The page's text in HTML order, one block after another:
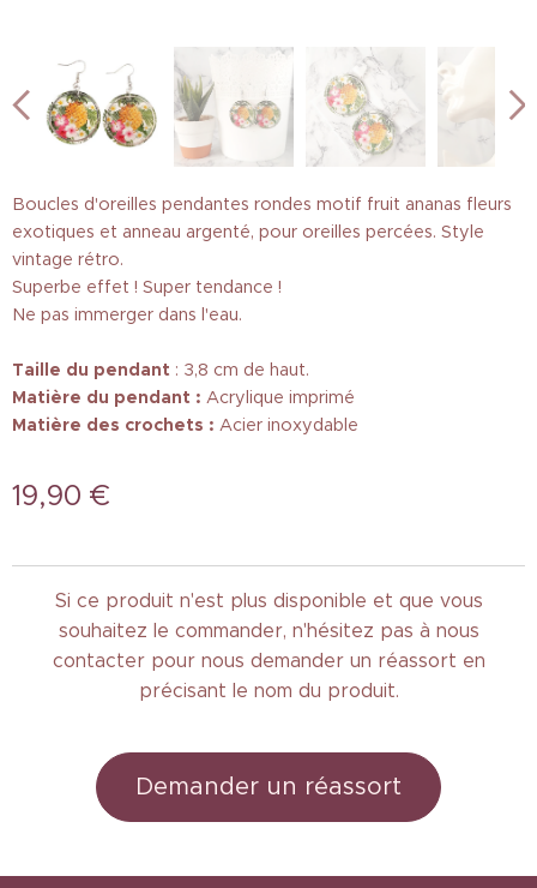
Boucles d'oreilles pendantes rondes motif fruit ananas fleurs
exotiques et anneau argenté, pour oreilles percées. Style
vintage rétro.
Superbe effet ! Super tendance !
Ne pas immerger dans l'eau.
Taille du pendant : 3,8 cm de haut.
Matière du pendant : Acrylique imprimé
Matière des crochets : Acier inoxydable
19,90 €
Si ce produit n'est plus disponible et que vous
souhaitez le commander, n'hésitez pas à nous
contacter pour nous demander un réassort en
précisant le nom du produit.
Demander un réassort